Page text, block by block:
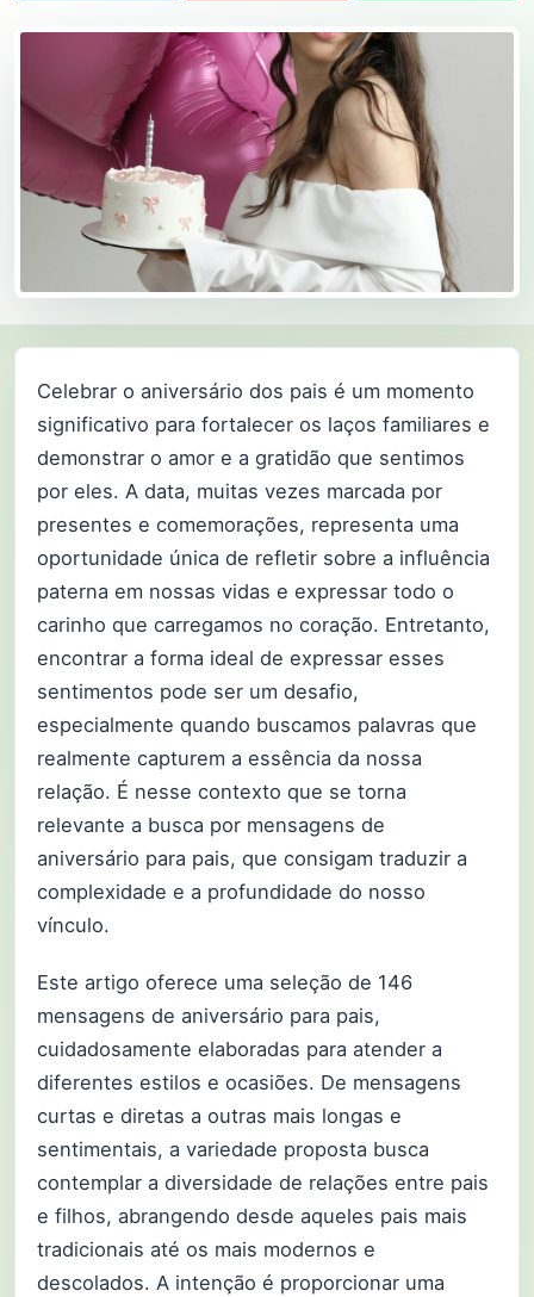
Celebrar o aniversário dos pais é um momento
significativo para fortalecer os laços familiares e
demonstrar o amor e a gratidão que sentimos
por eles. A data, muitas vezes marcada por
presentes e comemorações, representa uma
oportunidade única de refletir sobre a influência
paterna em nossas vidas e expressar todo o
carinho que carregamos no coração. Entretanto,
encontrar a forma ideal de expressar esses
sentimentos pode ser um desafio,
especialmente quando buscamos palavras que
realmente capturem a essência da nossa
relação. É nesse contexto que se torna
relevante a busca por mensagens de
aniversário para pais, que consigam traduzir a
complexidade e a profundidade do nosso
vínculo.
Este artigo oferece uma seleção de 146
mensagens de aniversário para pais,
cuidadosamente elaboradas para atender a
diferentes estilos e ocasiões. De mensagens
curtas e diretas a outras mais longas e
sentimentais, a variedade proposta busca
contemplar a diversidade de relações entre pais
e filhos, abrangendo desde aqueles pais mais
tradicionais até os mais modernos e
descolados. A intenção é proporcionar uma